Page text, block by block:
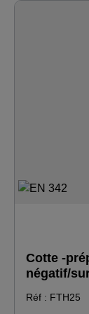
coupe en "V"
· bande
de taille ·
pour plus de
grandes
polaire,
rabats ·
jambe droite
genouillères
fermetures
jambes ·
Cotte -
négatif/
Réf : FTH25